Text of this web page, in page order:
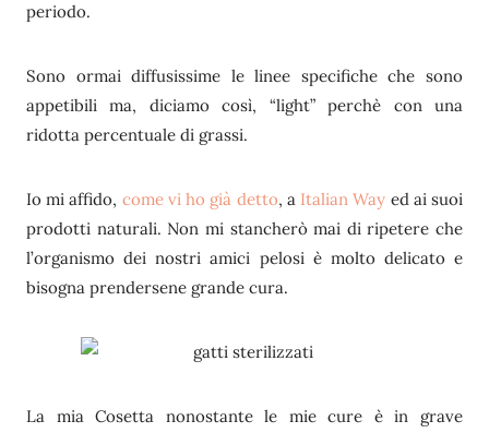
periodo.
Sono ormai diffusissime le linee specifiche che sono
appetibili ma, diciamo così, “light” perchè con una
ridotta percentuale di grassi.
Io mi affido, come vi ho già detto, a Italian Way ed ai suoi
prodotti naturali. Non mi stancherò mai di ripetere che
l’organismo dei nostri amici pelosi è molto delicato e
bisogna prendersene grande cura.
La mia Cosetta nonostante le mie cure è in grave